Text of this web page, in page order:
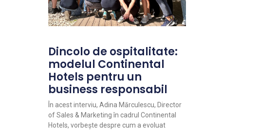
Dincolo de ospitalitate:
modelul Continental
Hotels pentru un
business responsabil
În acest interviu, Adina Mărculescu, Director
of Sales & Marketing în cadrul Continental
Hotels, vorbește despre cum a evoluat